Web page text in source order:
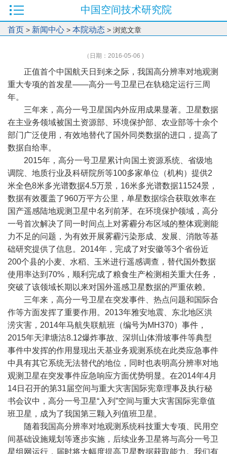
中国空间技术研究院
首页 > 新闻中心 > 本院动态 > 浏览文章
（日期：2016-05-06 )
正值首个中国航天日到来之际，我国高分辨率对地观测
重大专项的首发星——高分一号卫星已在轨稳定运行三周
年。
三年来，高分一号卫星国内外应用成果显著。卫星数据
在主业务领域被国土资源部、环境保护部、农业部等十余个
部门广泛使用，有效地替代了国外同类数据的进口，提高了
数据自给率。
2015年，高分一号卫星累计向国土资源系统、省级地
调院、地质行业及科研院所等100多家单位（机构）提供2
米全色8米多光谱数据4.5万景，16米多光谱数据11524景，
数据有效覆盖了960万平方公里，单星数据综合获取效率在
国产遥感陆地观测卫星中名列前茅。在环境保护领域，高分
一号首次解决了同一时间点上对雾霾分布区域的整体观测能
力不足的问题，为有效开展雾霾污染形成、发展、消散等基
础研究提供了信息。2014年，完成了对安徽等3个省份近
200个县的小麦、水稻、玉米进行遥感调查，替代国外数据
使用率达到70%，顺利完成了粮食生产检测相关重大任务，
突破了该领域长期以来对国外遥感卫星数据的严重依赖。
三年来，高分一号卫星在突发事件、热点问题和国际合
作等方面发挥了重要作用。2013年雅安地震、东北地区洪
涝灾害，2014年马航失联航班（编号为MH370）事件，
2015年天津塘沽8.12爆炸事故、深圳山体滑坡事件等典型
事件中发挥的作用显现出天基业务观测系统在此类应急事件
中具有其它系统无法替代的地位，同时也表明高分辨率对地
观测卫星在突发事件应急响应方面优势明显。在2014年4月
14日召开的第31届空间与重大灾害国际宪章理事及执行秘
书会议中，高分一号卫星“入列”空间与重大灾害国际宪章值
班卫星，成为了我国第三颗入列值班卫星。
随着我国高分辨率对地观测系统科技重大专项、民用空
间基础设施规划等逐步实施，后续业务卫星将与高分一号卫
星组网运行，届时将大幅度提高卫星数据获取能力。我们有